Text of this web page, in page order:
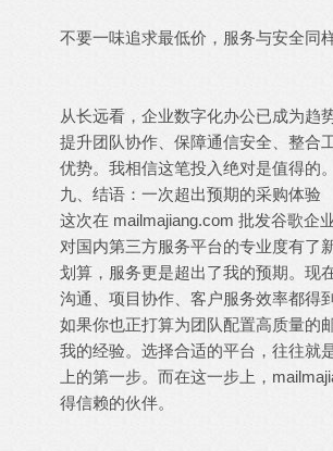
不要一味追求最低价，服务与安全同
从长远看，企业数字化办公已成为趋
提升团队协作、保障通信安全、整合
优势。我相信这笔投入绝对是值得的。
九、结语：一次超出预期的采购体验
这次在 mailmajiang.com 批发谷歌企
对国内第三方服务平台的专业度有了
划算，服务更是超出了我的预期。现
沟通、项目协作、客户服务效率都得
如果你也正打算为团队配置高质量的
我的经验。选择合适的平台，往往就
上的第一步。而在这一步上，
得信赖的伙伴。